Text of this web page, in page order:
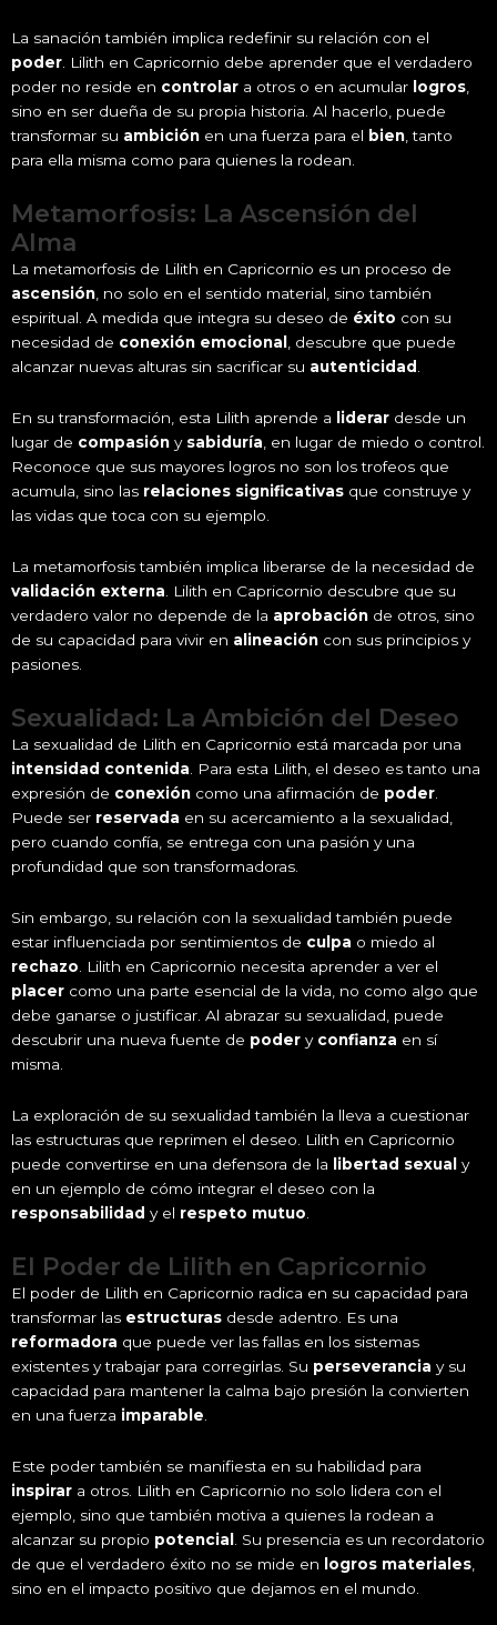
La sanación también implica redefinir su relación con el
poder . Lilith en Capricornio debe aprender que el verdadero
poder no reside en controlar a otros o en acumular logros
sino en ser dueña de su propia historia. Al hacerlo, puede
transformar su ambición en una fuerza para el bien , tanto
para ella misma como para quienes la rodean.
Metamorfosis: La Ascensión del
Alma
La metamorfosis de Lilith en Capricornio es un proceso de
ascensión , no solo en el sentido material, sino también
espiritual. A medida que integra su deseo de éxito con su
necesidad de conexión emocional
, descubre que puede
alcanzar nuevas alturas sin sacrificar su autenticidad
En su transformación, esta Lilith aprende a liderar desde un
lugar de compasión y sabiduría , en lugar de miedo o control.
Reconoce que sus mayores logros no son los trofeos que
acumula, sino las relaciones significativas que construye y
las vidas que toca con su ejemplo.
La metamorfosis también implica liberarse de la necesidad de
validación externa . Lilith en Capricornio descubre que su
verdadero valor no depende de la aprobación de otros, sino
de su capacidad para vivir en alineación con sus principios y
pasiones.
Sexualidad: La Ambición del Deseo
La sexualidad de Lilith en Capricornio está marcada por una
intensidad contenida . Para esta Lilith, el deseo es tanto una
expresión de conexión como una afirmación de poder
Puede ser reservada en su acercamiento a la sexualidad,
pero cuando confía, se entrega con una pasión y una
profundidad que son transformadoras.
Sin embargo, su relación con la sexualidad también puede
estar influenciada por sentimientos de culpa o miedo al
rechazo . Lilith en Capricornio necesita aprender a ver el
placer como una parte esencial de la vida, no como algo que
debe ganarse o justificar. Al abrazar su sexualidad, puede
descubrir una nueva fuente de poder y confianza en sí
misma.
La exploración de su sexualidad también la lleva a cuestionar
las estructuras que reprimen el deseo. Lilith en Capricornio
puede convertirse en una defensora de la
libertad sexual y
en un ejemplo de cómo integrar el deseo con la
responsabilidad y el respeto mutuo
El Poder de Lilith en Capricornio
El poder de Lilith en Capricornio radica en su capacidad para
transformar las estructuras desde adentro. Es una
reformadora que puede ver las fallas en los sistemas
existentes y trabajar para corregirlas. Su perseverancia y su
capacidad para mantener la calma bajo presión la convierten
en una fuerza imparable
Este poder también se manifiesta en su habilidad para
inspirar a otros. Lilith en Capricornio no solo lidera con el
ejemplo, sino que también motiva a quienes la rodean a
alcanzar su propio potencial
. Su presencia es un recordatorio
de que el verdadero éxito no se mide en
logros materiales
sino en el impacto positivo que dejamos en el mundo.